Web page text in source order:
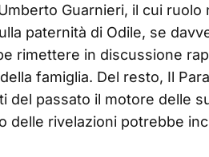
Guarnieri, il cui ruolo
paternità di Odile, se
rimettere in discussione
famiglia. Del resto, Il
del passato il motore delle
delle rivelazioni potrebbe